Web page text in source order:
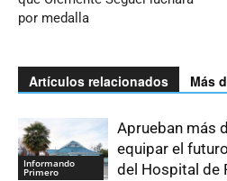
por medalla
Artículos relacionados Más
Informando
Primero
Aprueban más
equipar el
del Hospital de